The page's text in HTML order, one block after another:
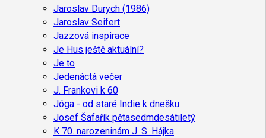
Jaroslav Durych (1986)
Jaroslav Seifert
Jazzová inspirace
Je Hus ještě aktuální?
Je to
Jedenáctá večer
J. Frankovi k 60
Jóga - od staré Indie k dnešku
Josef Šafařík pětasedmdesátiletý
K 70. narozeninám J. S. Hájka